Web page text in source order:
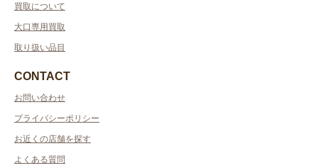
買取について
大口専用買取
取り扱い品目
CONTACT
お問い合わせ
プライバシーポリシー
お近くの店舗を探す
よくある質問